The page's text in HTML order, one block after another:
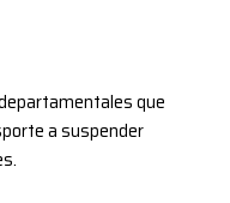
que
a suspender